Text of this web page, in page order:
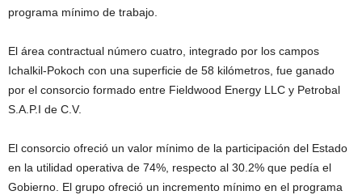
programa mínimo de trabajo.
El área contractual número cuatro, integrado por los campos
Ichalkil-Pokoch con una superficie de 58 kilómetros, fue ganado
por el consorcio formado entre Fieldwood Energy LLC y Petrobal
S.A.P.I de C.V.
El consorcio ofreció un valor mínimo de la participación del Estado
en la utilidad operativa de 74%, respecto al 30.2% que pedía el
Gobierno. El grupo ofreció un incremento mínimo en el programa